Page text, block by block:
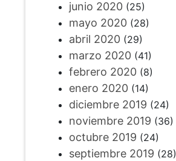
junio 2020(25)
mayo 2020(28)
abril 2020(29)
marzo 2020(41)
febrero 2020(8)
enero 2020(14)
diciembre 2019 (24)
noviembre 2019 (36)
octubre 2019 (24)
septiembre 2019 (28)